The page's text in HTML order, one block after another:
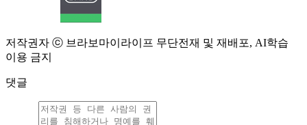
저작권자 ⓒ 브라보마이라이프 무단전재 및 재배포, AI학습
이용 금지
댓글